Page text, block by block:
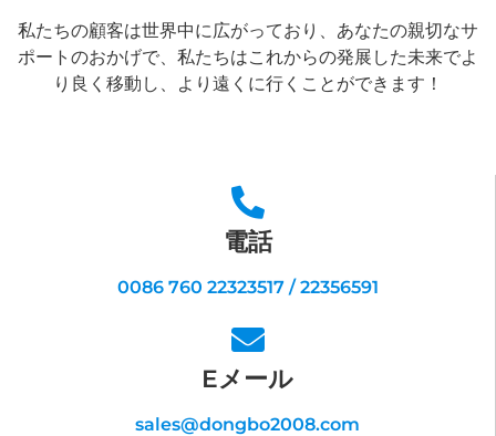
私たちの顧客は世界中に広がっており、あなたの親切なサ
ポートのおかげで、私たちはこれからの発展した未来でよ
り良く移動し、より遠くに行くことができます！
電話
0086 760 22323517 / 22356591
Eメール
sales@dongbo2008.com